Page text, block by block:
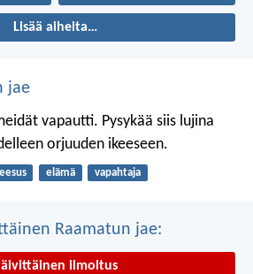
Lisää aiheita…
jae
vapautti. Pysykää siis lujina
orjuuden ikeeseen.
elämä vapahtaja
Raamatun jae:
ilmoitus